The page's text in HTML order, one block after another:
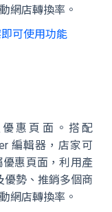
網店轉換率。
可使用功能
惠頁面。搭配
編輯器，店家可
優惠頁面，利用產
勢、推銷多個商
網店轉換率。